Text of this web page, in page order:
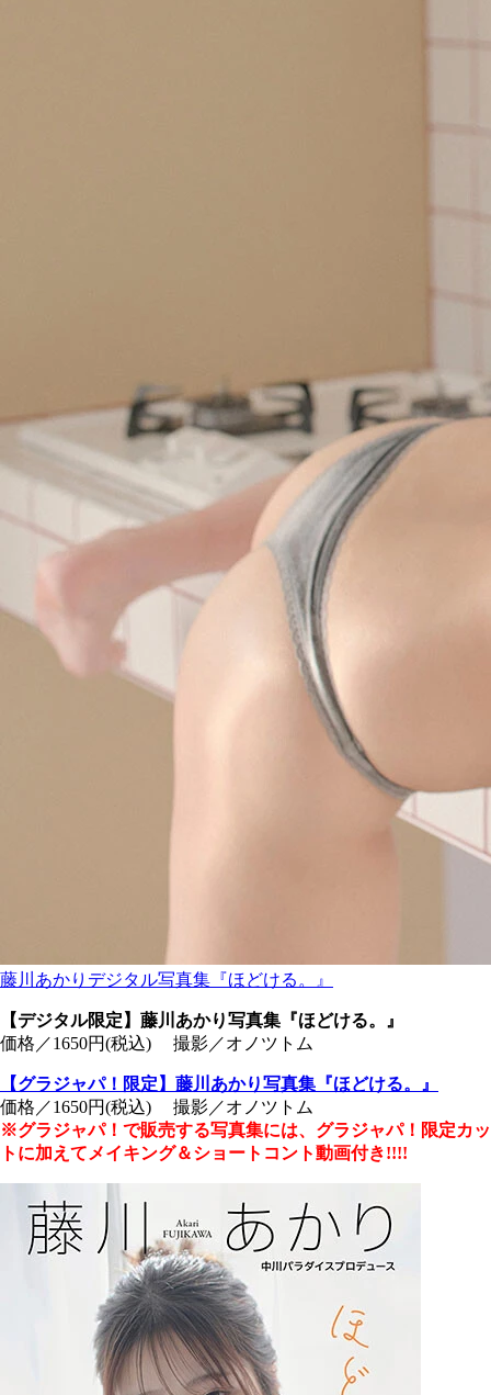
藤川あかりデジタル写真集『ほどける。』
【デジタル限定】藤川あかり写真集『ほどける。』
価格／1650円(税込) 撮影／オノツトム
【グラジャパ！限定】藤川あかり写真集『ほどける。』
価格／1650円(税込) 撮影／オノツトム
※グラジャパ！で販売する写真集には、グラジャパ！限定カッ
トに加えてメイキング＆ショートコント動画付き!!!!